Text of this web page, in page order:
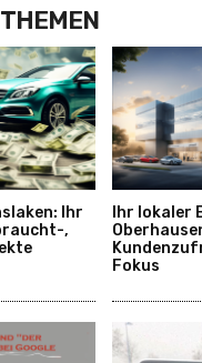
Ihr
,
Ihr lokaler
Fokus